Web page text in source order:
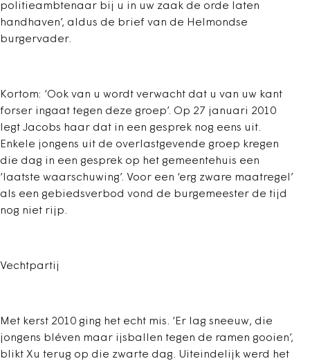
politieambtenaar bij u in uw zaak de orde laten
handhaven’, aldus de brief van de Helmondse
burgervader.
Kortom: ‘Ook van u wordt verwacht dat u van uw kant
forser ingaat tegen deze groep’. Op 27 januari 2010
legt Jacobs haar dat in een gesprek nog eens uit.
Enkele jongens uit de overlastgevende groep kregen
die dag in een gesprek op het gemeentehuis een
‘laatste waarschuwing’. Voor een ‘erg zware maatregel’
als een gebiedsverbod vond de burgemeester de tijd
nog niet rijp.
Vechtpartij
Met kerst 2010 ging het echt mis. ‘Er lag sneeuw, die
jongens bléven maar ijsballen tegen de ramen gooien’,
blikt Xu terug op die zwarte dag. Uiteindelijk werd het